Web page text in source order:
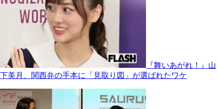
『舞いあがれ！』山
下美月、関西弁の手本に「見取り図」が選ばれたワケ